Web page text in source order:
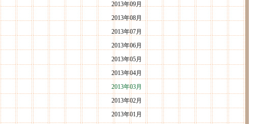
2013年09月
2013年08月
2013年07月
2013年06月
2013年05月
2013年04月
2013年03月
2013年02月
2013年01月